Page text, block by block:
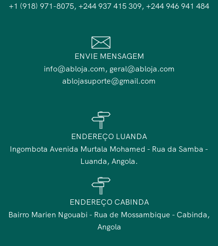
+1 (918) 971-8075, +244 937 415 309, +244 946 941 484
ENVIE MENSAGEM
info@abloja.com, geral@abloja.com
ablojasuporte@gmail.com
ENDEREÇO LUANDA
Ingombota Avenida Murtala Mohamed - Rua da Samba -
Luanda, Angola.
ENDEREÇO CABINDA
Bairro Marien Ngouabi - Rua de Mossambique - Cabinda,
Angola